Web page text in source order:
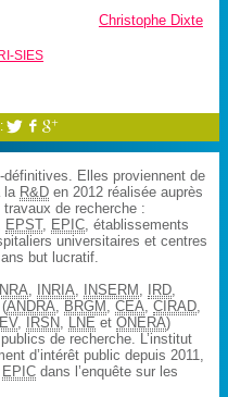
Christophe Dixte
SIES
:  
Elles proviennent de
la R&D en 2012 réalisée auprès
de recherche :
EPST, EPIC , établissements
universitaires et centres
but lucratif.
INRIA INSERM IRD
ANDRA BRGM ,CEA ,CIRAD
, IRSN LNE etONERA)
de recherche. L’institut
d’intérêt public depuis 2011,
EPIC dans l’enquête sur les